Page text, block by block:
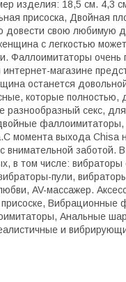
изделия: 18,5 см. 4,3
присоска, Двойная
довести свою любимую
с легкостью
Фаллоимитаторы
магазине
останется
которые
разнообразный секс,
фаллоимитаторы,
момента выхода Chisa
внимательной
в том числе:
пули,
AV-массажер.
Анальные
и